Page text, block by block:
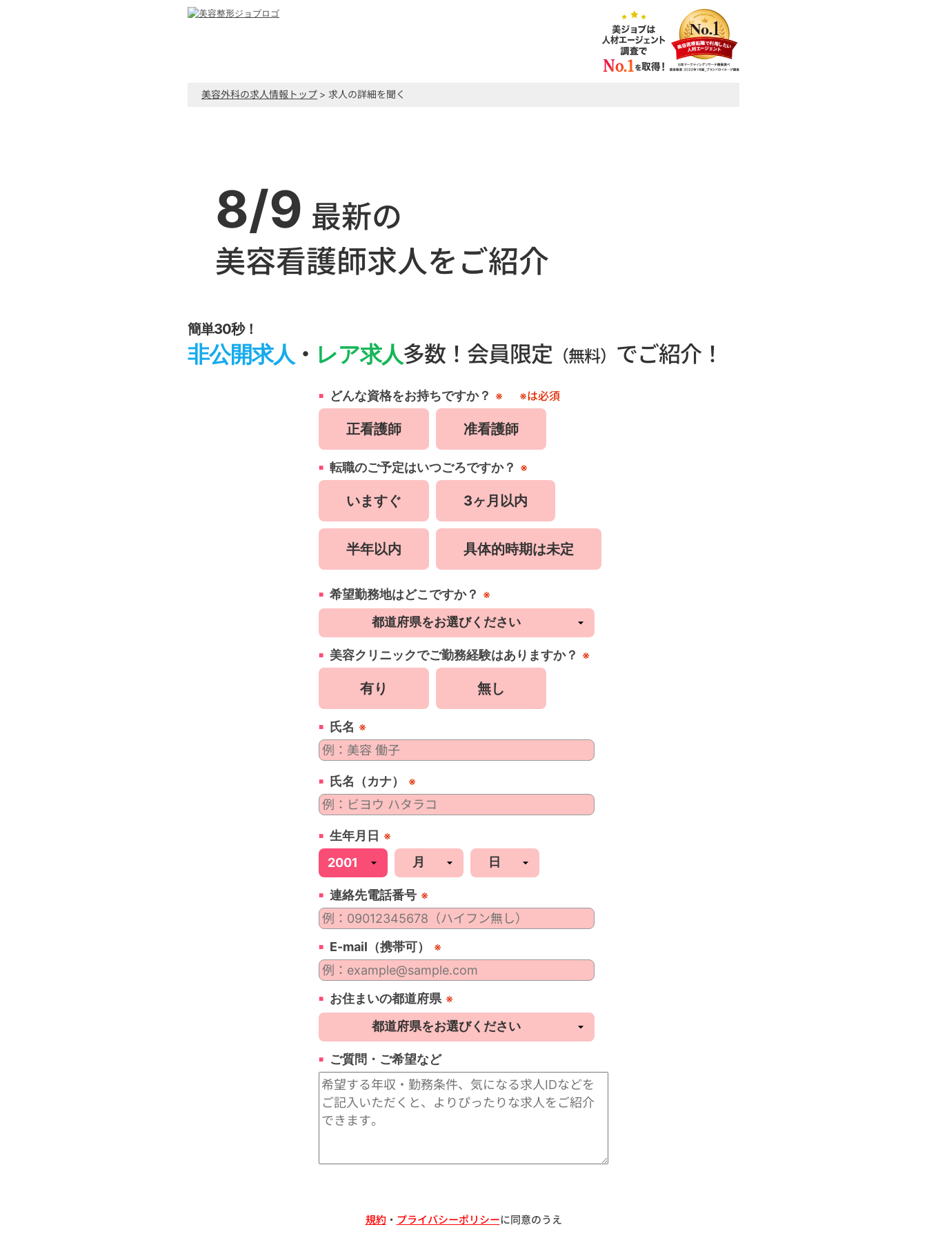
美容外科の求人情報トップ > 求人の詳細を聞く
8/9 最新の
美容看護師求人をご紹介
簡単30秒！
非公開求人 ・ レア求人多数！会員限定 （無料） でご紹介！
どんな資格をお持ちですか？ ※ ※は必須
正看護師 准看護師
転職のご予定はいつごろですか？ ※
いますぐ 3ヶ月以内
半年以内 具体的時期は未定
希望勤務地はどこですか？ ※
美容クリニックでご勤務経験はありますか？ ※
有り 無し
氏名 ※
氏名（カナ） ※
生年月日 ※
連絡先電話番号 ※
E-mail（携帯可） ※
お住まいの都道府県 ※
ご質問・ご希望など
規約・ プライバシーポリシーに同意のうえ